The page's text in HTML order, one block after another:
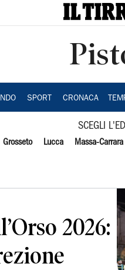
SPORT CRONACA
SCEGLI
Grosseto Lucca Massa-Carrara
2026: